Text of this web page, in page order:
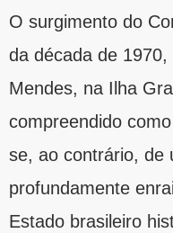
O surgimento do
da década de
Mendes, na Ilha
compreendido
se, ao contrário, de
profundamente
Estado brasileiro